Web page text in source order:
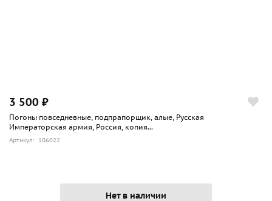
3 500 ₽
Погоны повседневные, подпрапорщик, алые, Русская
Императорская армия, Россия, копия...
Артикул: 106022
Нет в наличии